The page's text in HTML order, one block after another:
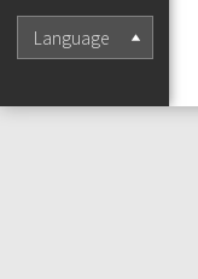
Language